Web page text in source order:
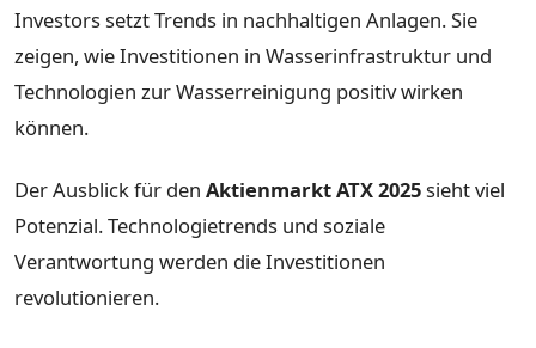
Investors setzt Trends in nachhaltigen Anlagen. Sie
zeigen, wie Investitionen in Wasserinfrastruktur und
Technologien zur Wasserreinigung positiv wirken
können.
Der Ausblick für den Aktienmarkt ATX 2025sieht viel
Potenzial. Technologietrends und soziale
Verantwortung werden die Investitionen
revolutionieren.